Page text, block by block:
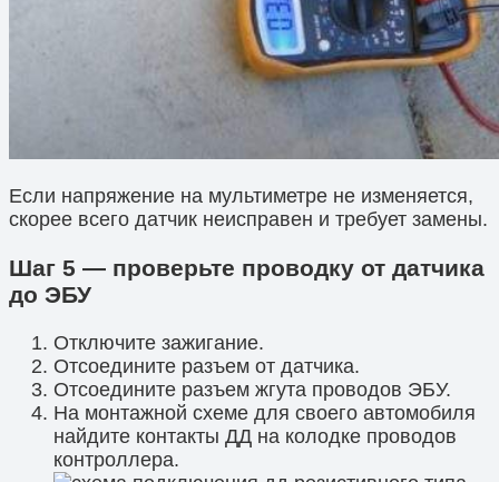
Если напряжение на мультиметре не изменяется,
скорее всего датчик неисправен и требует замены.
Шаг 5 — проверьте проводку от датчика
до ЭБУ
Отключите зажигание.
Отсоедините разъем от датчика.
Отсоедините разъем жгута проводов ЭБУ.
На монтажной схеме для своего автомобиля
найдите контакты ДД на колодке проводов
контроллера.